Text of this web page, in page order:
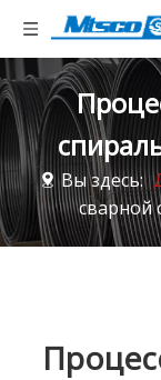
Вы здесь:
сварной